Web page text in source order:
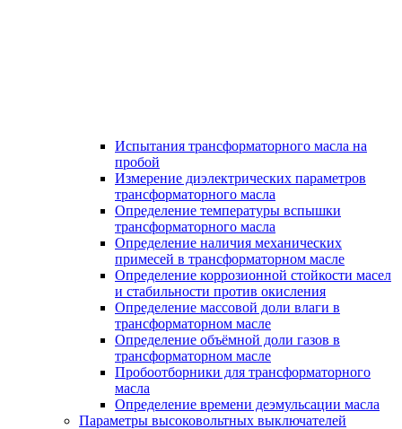
Испытания трансформаторного масла на
пробой
Измерение диэлектрических параметров
трансформаторного масла
Определение температуры вспышки
трансформаторного масла
Определение наличия механических
примесей в трансформаторном масле
Определение коррозионной стойкости масел
и стабильности против окисления
Определение массовой доли влаги в
трансформаторном масле
Определение объёмной доли газов в
трансформаторном масле
Пробоотборники для трансформаторного
масла
Определение времени деэмульсации масла
Параметры высоковольтных выключателей